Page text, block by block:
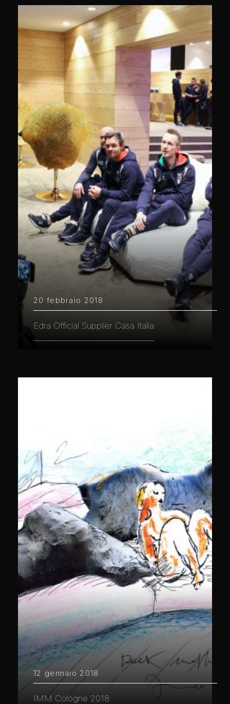
20 febbraio 2018
Edra Official Supplier Casa Italia
12 gennaio 2018
IMM Cologne 2018